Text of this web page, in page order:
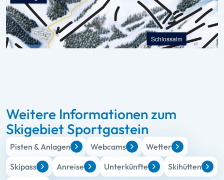
Weitere Informationen zum
Skigebiet Sportgastein
Pisten & Anlagen Webcams
Wetter
Skipass
Anreise Unterkünfte
Skihütten